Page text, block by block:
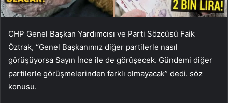
CHP Genel Başkan Yardımcısı ve Parti Sözcüsü Faik
Öztrak, “Genel Başkanımız diğer partilerle nasıl
görüşüyorsa Sayın İnce ile de görüşecek. Gündemi diğer
partilerle görüşmelerinden farklı olmayacak” dedi. söz
konusu.